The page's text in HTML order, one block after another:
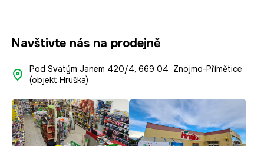
Navštivte nás na prodejně
Pod Svatým Janem 420/4, 669 04 Znojmo-Přímětice
(objekt Hruška)